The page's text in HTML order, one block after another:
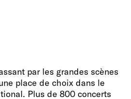
par les grandes scènes
place de choix dans le
Plus de 800 concerts